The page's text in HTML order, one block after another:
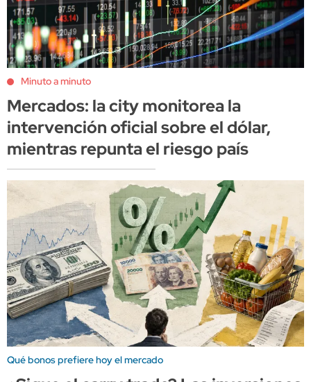
Minuto a minuto
Mercados: la city monitorea la
intervención oficial sobre el dólar,
mientras repunta el riesgo país
Qué bonos prefiere hoy el mercado